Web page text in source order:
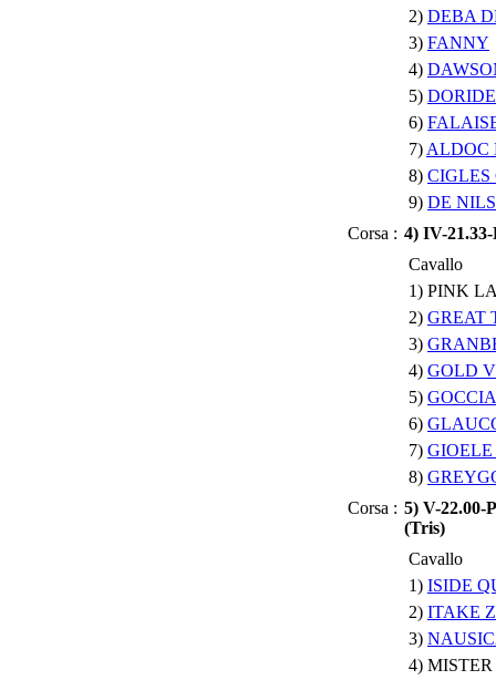
2) DEBA
3) FANNY
4)
5)
6)
7) ALDOC
8) CIGLES
9) DE
Corsa : 4) IV-
Cavallo
1) PINK
2) GREAT
3)
4) GOLD
5)
6)
7) GIOELE
8)
Corsa : 5) V-
(Tris)
Cavallo
1) ISIDE
2) ITAKE
3)
4)